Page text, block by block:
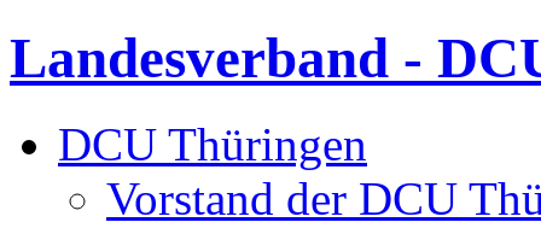
Landesverband -
DCU Thüringen
Vorstand der DCU